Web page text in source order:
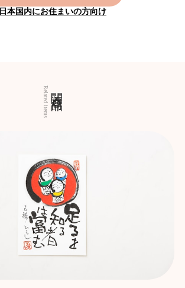
日本国内にお住まいの方向け
Related items